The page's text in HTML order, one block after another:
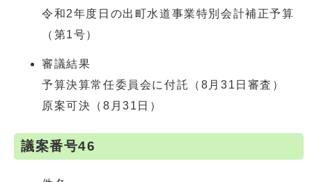
令和2年度日の出町水道事業特別会計補正予算
（第1号）
審議結果
予算決算常任委員会に付託（8月31日審査）
原案可決（8月31日）
議案番号46